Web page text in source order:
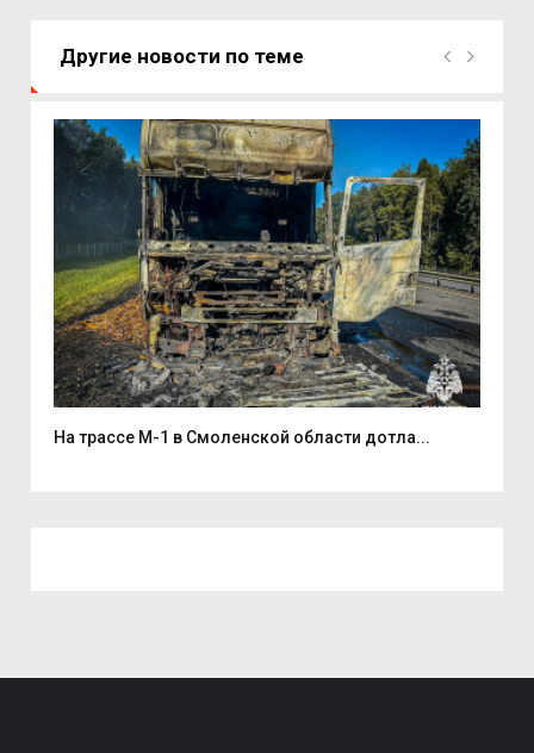
Другие новости по теме
На трассе М-1 в Смоленской области дотла...